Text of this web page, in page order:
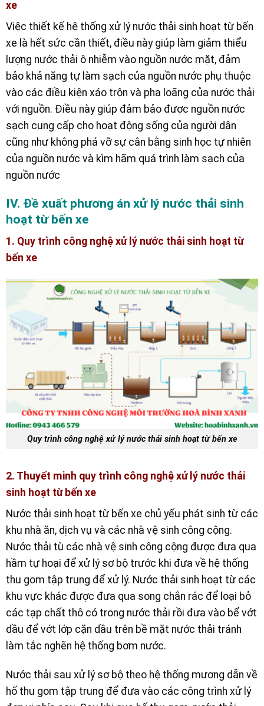
xe
Việc thiết kế hệ thống xử lý nước thải sinh hoạt từ bến
xe là hết sức cần thiết, điều này giúp làm giảm thiểu
lượng nước thải ô nhiễm vào nguồn nước mặt, đảm
bảo khả năng tự làm sạch của nguồn nước phụ thuộc
vào các điều kiện xáo trộn và pha loãng của nước thải
với nguồn. Điều này giúp đảm bảo được nguồn nước
sạch cung cấp cho hoạt động sống của người dân
cũng như không phá vỡ sự cân bằng sinh học tự nhiên
của nguồn nước và kìm hãm quá trình làm sạch của
nguồn nước
IV. Đề xuất phương án xử lý nước thải sinh
hoạt từ bến xe
1. Quy trình công nghệ xử lý nước thải sinh hoạt từ
bến xe
Quy trình công nghệ xử lý nước thải sinh hoạt từ bến xe
2. Thuyết minh quy trình công nghệ xử lý nước thải
sinh hoạt từ bến xe
Nước thải sinh hoạt từ bến xe chủ yếu phát sinh từ các
khu nhà ăn, dịch vụ và các nhà vệ sinh công cộng.
Nước thải tù các nhà vệ sinh công cộng được đưa qua
hầm tự hoại để xử lý sơ bộ trước khi đưa về hệ thống
thu gom tập trung để xử lý. Nước thải sinh hoạt từ các
khu vực khác được đưa qua song chắn rác để loại bỏ
các tạp chất thô có trong nước thải rồi đưa vào bể vớt
dầu để vớt lớp cặn dầu trên bề mặt nước thải tránh
làm tắc nghẽn hệ thống bơm nước.
Nước thải sau xử lý sơ bộ theo hệ thống mương dẫn về
hố thu gom tập trung để đưa vào các công trình xử lý